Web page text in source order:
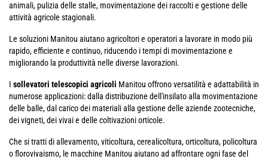
animali, pulizia delle stalle, movimentazione dei raccolti e gestione delle
attività agricole stagionali.
Le soluzioni Manitou aiutano agricoltori e operatori a lavorare in modo più
rapido, efficiente e continuo, riducendo i tempi di movimentazione e
migliorando la produttività nelle diverse lavorazioni.
I sollevatori telescopici agricoli Manitou offrono versatilità e adattabilità in
numerose applicazioni: dalla distribuzione dell'insilato alla movimentazione
delle balle, dal carico dei materiali alla gestione delle aziende zootecniche,
dei vigneti, dei vivai e delle coltivazioni orticole.
Che si tratti di allevamento, viticoltura, cerealicoltura, orticoltura, policoltura
o florovivaismo, le macchine Manitou aiutano ad affrontare ogni fase del